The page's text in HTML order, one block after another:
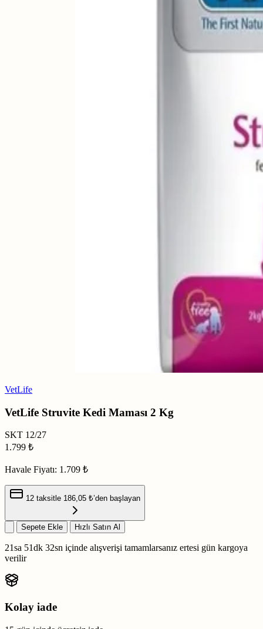
VetLife
VetLife Struvite Kedi Maması 2 Kg
SKT 12/27
1.799 ₺
Havale Fiyatı: 1.709 ₺
12 taksitle 186,05 ₺’den başlayan
Sepete Ekle Hızlı Satın Al
21sa 51dk 31sn içinde alışverişi tamamlarsanız ertesi gün kargoya
verilir
Kolay iade